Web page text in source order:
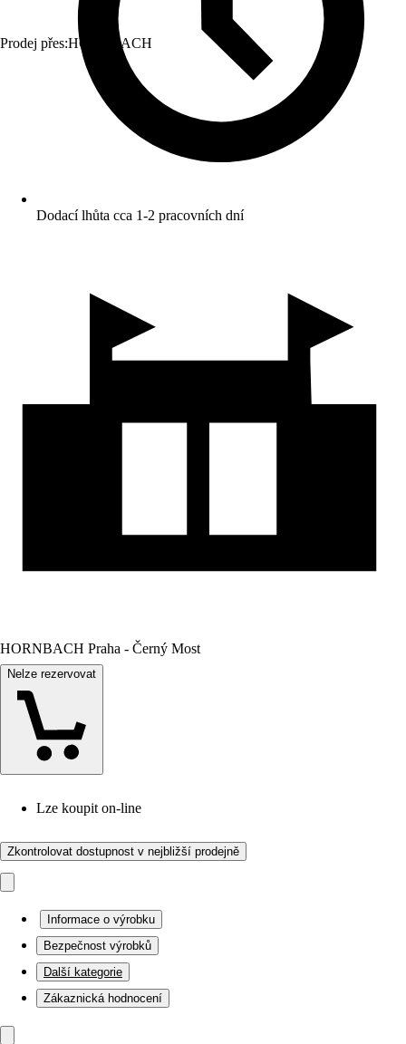
Prodej přes:HORNBACH
Dodací lhůta cca 1-2 pracovních dní
HORNBACH Praha - Černý Most
Nelze rezervovat
Lze koupit on-line
Zkontrolovat dostupnost v nejbližší prodejně
Informace o výrobku
Bezpečnost výrobků
Další kategorie
Zákaznická hodnocení